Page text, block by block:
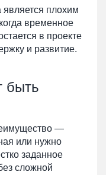
является плохим
временное
в проекте
и развитие.
быть
—
или нужно
заданное
сложной